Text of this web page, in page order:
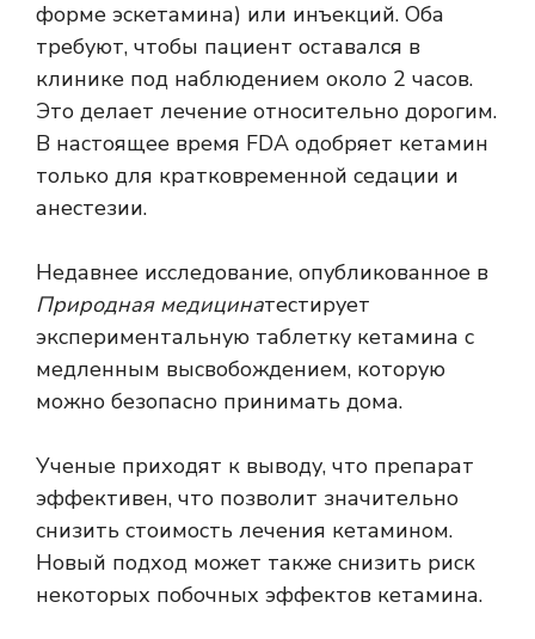
форме эскетамина) или инъекций. Оба
требуют, чтобы пациент оставался в
клинике под наблюдением около 2 часов.
Это делает лечение относительно дорогим.
В настоящее время FDA одобряет кетамин
только для кратковременной седации и
анестезии.
Недавнее исследование, опубликованное в
Природная медицинатестирует
экспериментальную таблетку кетамина с
медленным высвобождением, которую
можно безопасно принимать дома.
Ученые приходят к выводу, что препарат
эффективен, что позволит значительно
снизить стоимость лечения кетамином.
Новый подход может также снизить риск
некоторых побочных эффектов кетамина.